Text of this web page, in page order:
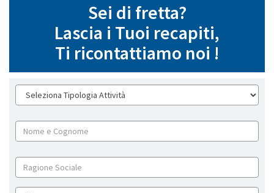
Sei di fretta?
Lascia i Tuoi recapiti,
Ti ricontattiamo noi !